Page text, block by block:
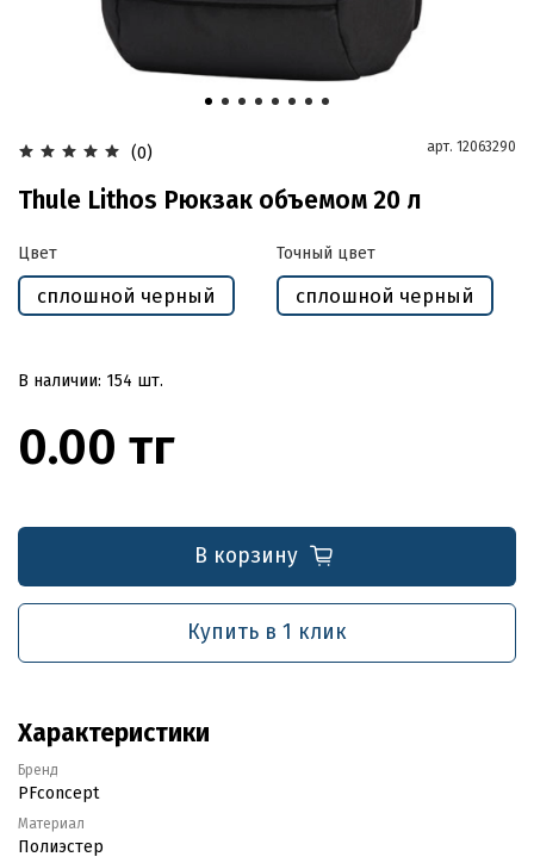
(0) арт. 12063290
Thule Lithos Рюкзак объемом 20 л
Цвет
сплошной черный
Точный цвет
сплошной черный
В наличии: 154 шт.
0.00 тг
В корзину
Купить в 1 клик
Характеристики
Бренд
PFconcept
Материал
Полиэстер